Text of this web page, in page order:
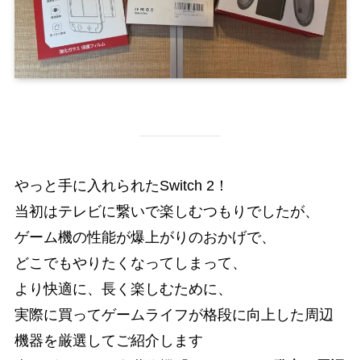
やっと手に入れられたSwitch 2！
当初はテレビに繋いで楽しむつもりでしたが、
ゲーム機の性能が爆上がりのおかげで、
どこでもやりたくなってしまって、
より快適に、長く楽しむために、
実際に買ってゲームライフが格段に向上した周辺
機器を厳選してご紹介します